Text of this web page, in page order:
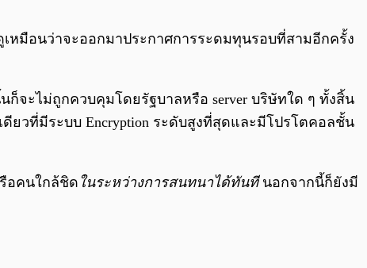
/
เหมือนว่าจะออกมาประกาศการระดมทุนรอบที่สามอีกครั้ง
ก็จะไม่ถูกควบคุมโดยรัฐบาลหรือ server บริษัทใด ๆ ทั้งสิ้น
ดียวที่มีระบบ Encryption ระดับสูงที่สุดและมีโปรโตคอลชั้น
อคนใกล้ชิดในระหว่างการสนทนาได้ทันที นอกจากนี้ก็ยังมี